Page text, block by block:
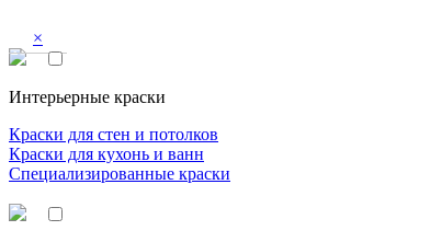
×
Интерьерные краски
Краски для стен и потолков
Краски для кухонь и ванн
Специализированные краски